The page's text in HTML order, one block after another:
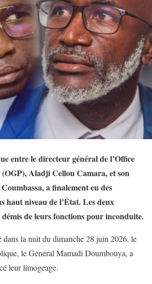
entre le directeur général de l’Office
Aladji Cellou Camara, et son
a finalement eu des
haut niveau de l’État. Les deux
démis de leurs fonctions pour inconduite.
dans la nuit du dimanche 28 juin 2026, le
le Général Mamadi Doumbouya, a
leur limogeage.